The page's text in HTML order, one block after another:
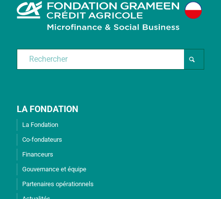
LA FONDATION
La Fondation
Co-fondateurs
Financeurs
Gouvernance et équipe
Partenaires opérationnels